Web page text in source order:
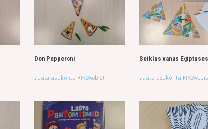
Don Pepperoni
vaata asukohta RIKSwebist
Seiklus vanas Egiptuses
vaata asukohta